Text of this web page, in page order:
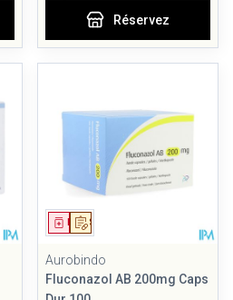
Réservez
Sur prescription
Médicament
Aurobindo
Fluconazol AB 200mg Caps